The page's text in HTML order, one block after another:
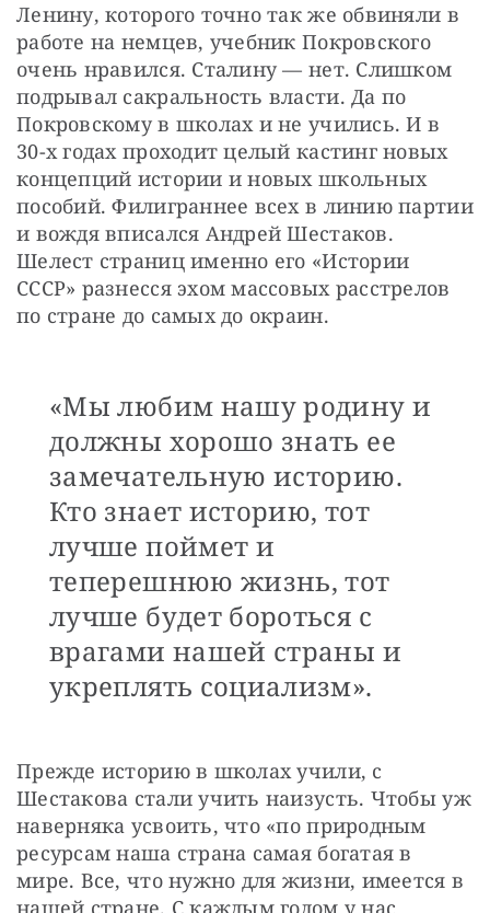
Ленину, которого точно так же обвиняли в
работе на немцев, учебник Покровского
очень нравился. Сталину — нет. Слишком
подрывал сакральность власти. Да по
Покровскому в школах и не учились. И в
30-х годах проходит целый кастинг новых
концепций истории и новых школьных
пособий. Филиграннее всех в линию партии
и вождя вписался Андрей Шестаков.
Шелест страниц именно его «Истории
СССР» разнесся эхом массовых расстрелов
по стране до самых до окраин.
«Мы любим нашу родину и
должны хорошо знать ее
замечательную историю.
Кто знает историю, тот
лучше поймет и
теперешнюю жизнь, тот
лучше будет бороться с
врагами нашей страны и
укреплять социализм».
Прежде историю в школах учили, с
Шестакова стали учить наизусть. Чтобы уж
наверняка усвоить, что «по природным
ресурсам наша страна самая богатая в
мире. Все, что нужно для жизни, имеется в
нашей стране. С каждым годом у нас